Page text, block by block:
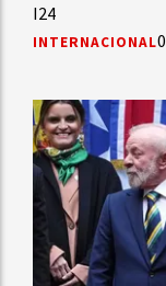
I24
INTERNACIONAL